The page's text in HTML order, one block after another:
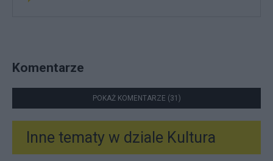
Komentarze
POKAŻ KOMENTARZE (31)
Inne tematy w dziale Kultura